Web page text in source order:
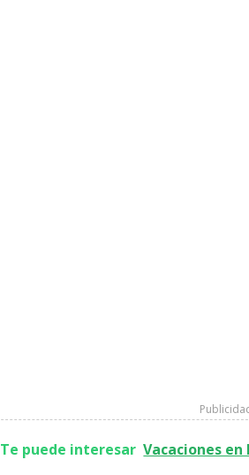
Te puede interesar Vacaciones en